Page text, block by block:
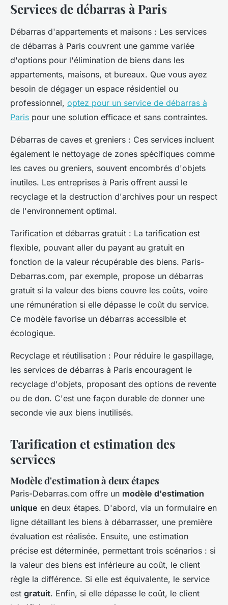
Services de débarras à Paris
Débarras d'appartements et maisons : Les services
de débarras à Paris couvrent une gamme variée
d'options pour l'élimination de biens dans les
appartements, maisons, et bureaux. Que vous ayez
besoin de dégager un espace résidentiel ou
professionnel, optez pour un service de débarras à
Paris pour une solution efficace et sans contraintes.
Débarras de caves et greniers : Ces services incluent
également le nettoyage de zones spécifiques comme
les caves ou greniers, souvent encombrés d'objets
inutiles. Les entreprises à Paris offrent aussi le
recyclage et la destruction d'archives pour un respect
de l'environnement optimal.
Tarification et débarras gratuit : La tarification est
flexible, pouvant aller du payant au gratuit en
fonction de la valeur récupérable des biens. Paris-
Debarras.com, par exemple, propose un débarras
gratuit si la valeur des biens couvre les coûts, voire
une rémunération si elle dépasse le coût du service.
Ce modèle favorise un débarras accessible et
écologique.
Recyclage et réutilisation : Pour réduire le gaspillage,
les services de débarras à Paris encouragent le
recyclage d'objets, proposant des options de revente
ou de don. C'est une façon durable de donner une
seconde vie aux biens inutilisés.
Tarification et estimation des
services
Modèle d'estimation à deux étapes
Paris-Debarras.com offre un modèle d'estimation
unique en deux étapes. D'abord, via un formulaire en
ligne détaillant les biens à débarrasser, une première
évaluation est réalisée. Ensuite, une estimation
précise est déterminée, permettant trois scénarios : si
la valeur des biens est inférieure au coût, le client
règle la différence. Si elle est équivalente, le service
est gratuit. Enfin, si elle dépasse le coût, le client